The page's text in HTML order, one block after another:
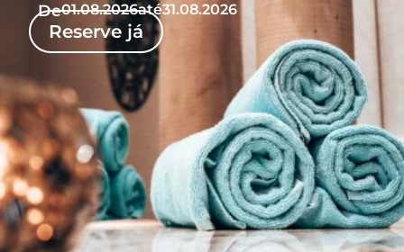
Reserve já
De01.08.2026até31.08.2026